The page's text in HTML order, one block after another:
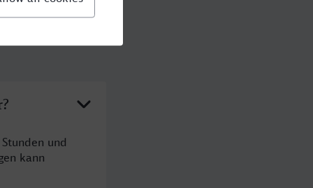
und
kann